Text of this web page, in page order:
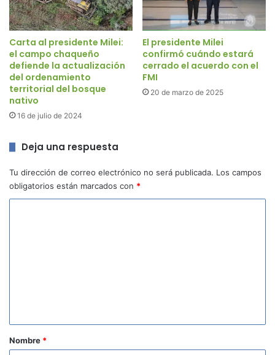
Carta al presidente Milei:
el campo chaqueño
defiende la actualización
del ordenamiento
territorial del bosque
nativo
16 de julio de 2024
El presidente Milei
confirmó cuándo estará
cerrado el acuerdo con el
FMI
20 de marzo de 2025
Deja una respuesta
Tu dirección de correo electrónico no será publicada. Los campos
obligatorios están marcados con *
r
Nombre *